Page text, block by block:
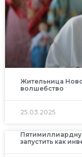
Жительница
волшебство
25.03.2025
запустить как